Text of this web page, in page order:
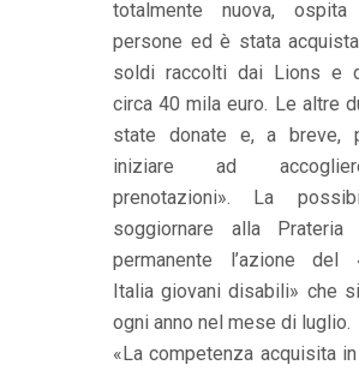
totalmente nuova, ospita
persone ed è stata
soldi raccolti dai Lions e
circa 40 mila euro. Le altre
state donate e, a breve,
iniziare ad
prenotazioni». La
soggiornare alla Prateria
permanente l’azione del
Italia giovani disabili» che
ogni anno nel mese di luglio.
«La competenza acquisita